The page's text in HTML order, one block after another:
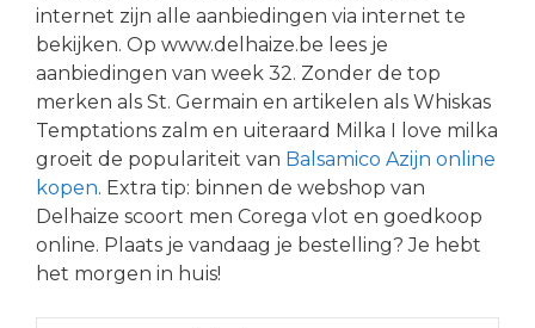
internet zijn alle aanbiedingen via internet te
bekijken. Op www.delhaize.be lees je
aanbiedingen van week 32. Zonder de top
merken als St. Germain en artikelen als Whiskas
Temptations zalm en uiteraard Milka I love milka
groeit de populariteit van Balsamico Azijn online
kopen. Extra tip: binnen de webshop van
Delhaize scoort men Corega vlot en goedkoop
online. Plaats je vandaag je bestelling? Je hebt
het morgen in huis!